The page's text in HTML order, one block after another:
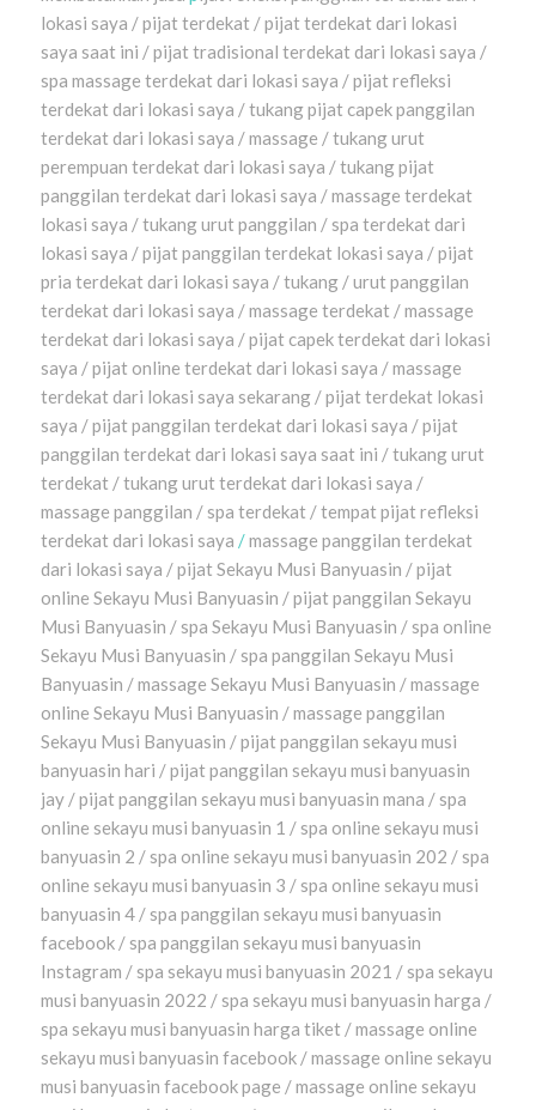
lokasi saya / pijat terdekat / pijat terdekat dari lokasi
saya saat ini / pijat tradisional terdekat dari lokasi saya /
spa massage terdekat dari lokasi saya / pijat refleksi
terdekat dari lokasi saya / tukang pijat capek panggilan
terdekat dari lokasi saya / massage / tukang urut
perempuan terdekat dari lokasi saya / tukang pijat
panggilan terdekat dari lokasi saya / massage terdekat
lokasi saya / tukang urut panggilan / spa terdekat dari
lokasi saya / pijat panggilan terdekat lokasi saya / pijat
pria terdekat dari lokasi saya / tukang / urut panggilan
terdekat dari lokasi saya / massage terdekat / massage
terdekat dari lokasi saya / pijat capek terdekat dari lokasi
saya / pijat online terdekat dari lokasi saya / massage
terdekat dari lokasi saya sekarang / pijat terdekat lokasi
saya / pijat panggilan terdekat dari lokasi saya / pijat
panggilan terdekat dari lokasi saya saat ini / tukang urut
terdekat / tukang urut terdekat dari lokasi saya /
massage panggilan / spa terdekat / tempat pijat refleksi
terdekat dari lokasi saya /massage panggilan terdekat
dari lokasi saya / pijat Sekayu Musi Banyuasin / pijat
online Sekayu Musi Banyuasin / pijat panggilan Sekayu
Musi Banyuasin / spa Sekayu Musi Banyuasin / spa online
Sekayu Musi Banyuasin / spa panggilan Sekayu Musi
Banyuasin / massage Sekayu Musi Banyuasin / massage
online Sekayu Musi Banyuasin / massage panggilan
Sekayu Musi Banyuasin / pijat panggilan sekayu musi
banyuasin hari / pijat panggilan sekayu musi banyuasin
jay / pijat panggilan sekayu musi banyuasin mana / spa
online sekayu musi banyuasin 1 / spa online sekayu musi
banyuasin 2 / spa online sekayu musi banyuasin 202 / spa
online sekayu musi banyuasin 3 / spa online sekayu musi
banyuasin 4 / spa panggilan sekayu musi banyuasin
facebook / spa panggilan sekayu musi banyuasin
Instagram / spa sekayu musi banyuasin 2021 / spa sekayu
musi banyuasin 2022 / spa sekayu musi banyuasin harga /
spa sekayu musi banyuasin harga tiket / massage online
sekayu musi banyuasin facebook / massage online sekayu
musi banyuasin facebook page / massage online sekayu